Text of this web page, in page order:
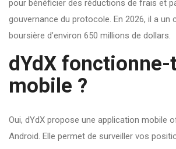
pour bénéficier des réductions de frais et
gouvernance du protocole. En 2026, il a un
boursière d’environ 650 millions de dollars.
dYdX
mobile ?
Oui, dYdX propose une application mobile
Android. Elle permet de surveiller vos